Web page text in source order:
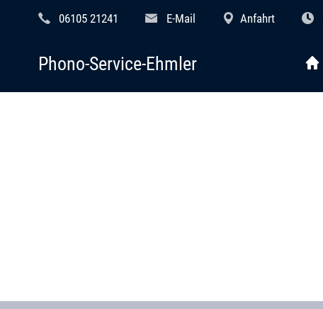
06105 21241 E-Mail Anfahrt
Phono-Service-Ehmler